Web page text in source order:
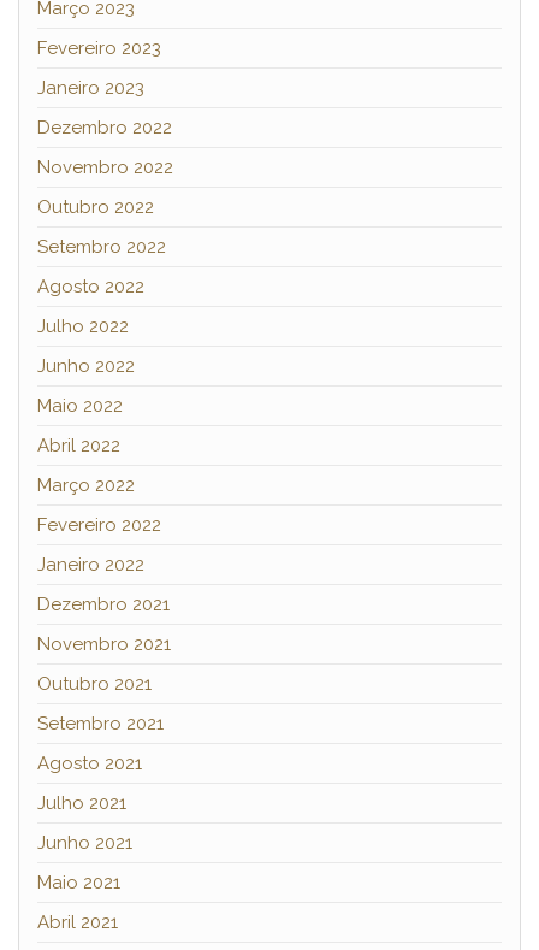
Março 2023
Fevereiro 2023
Janeiro 2023
Dezembro 2022
Novembro 2022
Outubro 2022
Setembro 2022
Agosto 2022
Julho 2022
Junho 2022
Maio 2022
Abril 2022
Março 2022
Fevereiro 2022
Janeiro 2022
Dezembro 2021
Novembro 2021
Outubro 2021
Setembro 2021
Agosto 2021
Julho 2021
Junho 2021
Maio 2021
Abril 2021